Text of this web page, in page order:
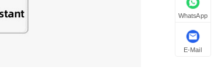
WhatsApp
E-Mail